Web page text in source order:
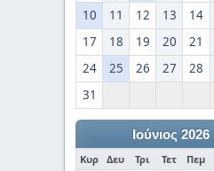
10
11 12 13 14
17
18 19 20 21
24
25 26 27 28
31
Ιούνιος 2026
Κυρ Δευ Τρι Τετ Πεμ